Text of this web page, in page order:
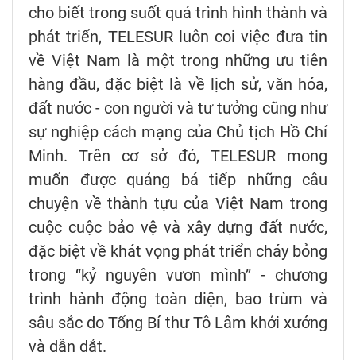
cho biết trong suốt quá trình hình thành và
phát triển, TELESUR luôn coi việc đưa tin
về Việt Nam là một trong những ưu tiên
hàng đầu, đặc biệt là về lịch sử, văn hóa,
đất nước - con người và tư tưởng cũng như
sự nghiệp cách mạng của Chủ tịch Hồ Chí
Minh. Trên cơ sở đó, TELESUR mong
muốn được quảng bá tiếp những câu
chuyện về thành tựu của Việt Nam trong
cuộc cuộc bảo vệ và xây dựng đất nước,
đặc biệt về khát vọng phát triển cháy bỏng
trong “kỷ nguyên vươn mình” - chương
trình hành động toàn diện, bao trùm và
sâu sắc do Tổng Bí thư Tô Lâm khởi xướng
và dẫn dắt.